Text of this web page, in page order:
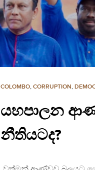
COLOMBO, CORRUPTION,
යහපාලන
නීතියටද?